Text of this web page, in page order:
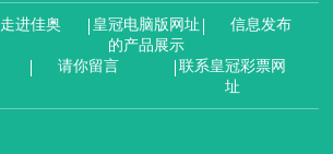
走进佳奥
皇冠电脑版网址
的产品展示
信息发布
请你留言
联系皇冠彩票网
址